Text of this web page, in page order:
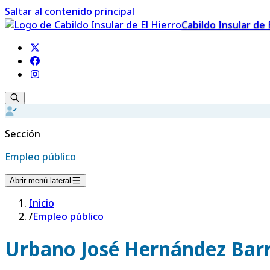
Saltar al contenido principal
Cabildo Insular de
Sección
Empleo público
Abrir menú lateral
Inicio
/Empleo público
Urbano José Hernández